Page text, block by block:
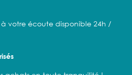
votre écoute disponible 24h /